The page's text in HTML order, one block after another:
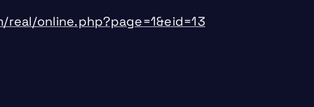
online.php?page=1&eid=13